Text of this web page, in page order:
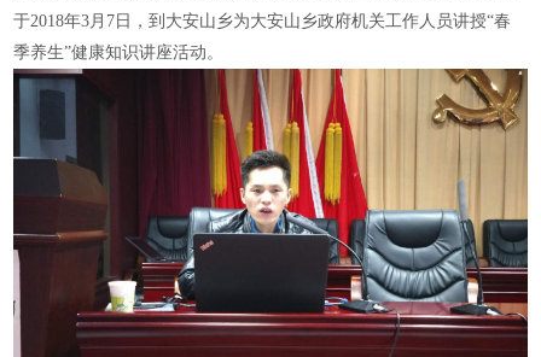
于2018年3月7日，到大安山乡为大安山乡政府机关工作人员讲授“春
季养生”健康知识讲座活动。